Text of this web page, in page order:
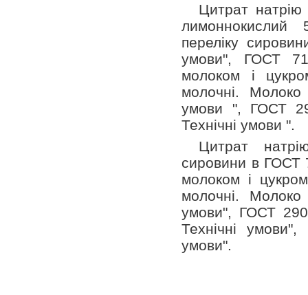
Цитрат
лимоннокислий
переліку
умови", ГОСТ
молоком і
молочні. Молоко
умови ", ГОСТ
Технічні умови ".
Цитрат
сировини в ГОСТ
молоком і
молочні. Молоко
умови", ГОСТ
Технічні
умови".